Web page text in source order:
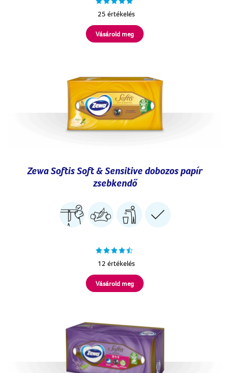
25 értékelés
Vásárold meg
Zewa Softis Soft & Sensitive dobozos papír
zsebkendő
12 értékelés
Vásárold meg